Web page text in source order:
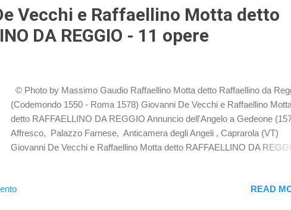
Vecchi e Raffaellino Motta detto
DA REGGIO - 11 opere
© Photo by Massimo Gaudio Raffaellino Motta detto Raffaellino da
(Codemondo 1550 - Roma 1578) Giovanni De Vecchi e Raffaellino
detto RAFFAELLINO DA REGGIO Annuncio dell'Angelo a Gedeone
Affresco, Palazzo Farnese, Anticamera degli Angeli , Caprarola (VT)
Giovanni De Vecchi e Raffaellino Motta detto RAFFAELLINO DA
Vecchi e Raffaellino Motta detto RAFFAELLINO DA REGGIO Daniele
READ